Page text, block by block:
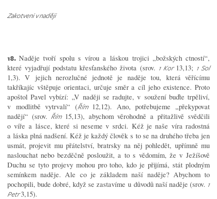
Zakotveni v naději
18.Naděje tvoří spolu s vírou a láskou trojici „božských ctností“,
které vyjadřují podstatu křesťanského života (srov. 1 Kor 13,13; 1 Sol
1,3). V jejich nerozlučné jednotě je naděje tou, která věřícímu
takříkajíc vštěpuje orientaci, určuje směr a cíl jeho existence. Proto
apoštol Pavel vybízí: „V naději se radujte, v soužení buďte trpěliví,
v modlitbě vytrvalí“ (Řím 12,12). Ano, potřebujeme „překypovat
nadějí“ (srov. Řím 15,13), abychom věrohodně a přitažlivě svědčili
o víře a lásce, které si neseme v srdci. Kéž je naše víra radostná
a láska plná nadšení. Kéž je každý člověk s to se na druhého třeba jen
usmát, projevit mu přátelství, bratrsky na něj pohledět, upřímně mu
naslouchat nebo bezděčně posloužit, a to s vědomím, že v Ježíšově
Duchu se tyto projevy mohou pro toho, kdo je přijímá, stát plodným
semínkem naděje. Ale co je základem naší naděje? Abychom to
pochopili, bude dobré, když se zastavíme u důvodů naší naděje (srov. 1
Petr3,15).